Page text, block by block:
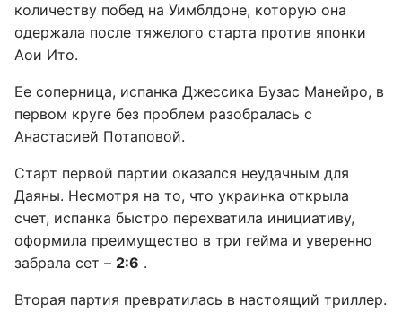
количеству побед на Уимблдоне, которую она
одержала после тяжелого старта против японки
Аои Ито.
Ее соперница, испанка Джессика Бузас Манейро, в
первом круге без проблем разобралась с
Анастасией Потаповой.
Старт первой партии оказался неудачным для
Даяны. Несмотря на то, что украинка открыла
счет, испанка быстро перехватила инициативу,
оформила преимущество в три гейма и уверенно
забрала сет – 2:6 .
Вторая партия превратилась в настоящий триллер.